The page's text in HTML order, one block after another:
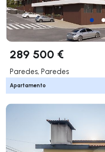
289 500 €
Paredes, Paredes
Apartamento